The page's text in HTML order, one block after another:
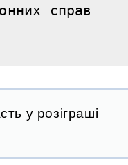
справ
у розіграші